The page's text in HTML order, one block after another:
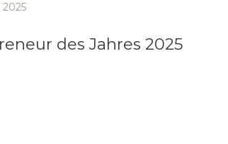
des Jahres 2025